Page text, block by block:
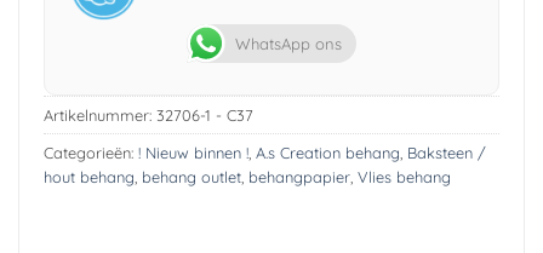
WhatsApp ons
Artikelnummer: 32706-1 - C37
Categorieën: ! Nieuw binnen !, A.s Creation behang Baksteen /
hout behang behang outlet, behangpapier, Vlies behang